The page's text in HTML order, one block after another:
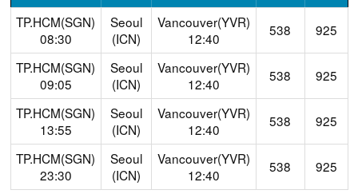
TP.HCM(SGN)
08:30
Seoul
(ICN)
Vancouver(YVR)
12:40
538 925
TP.HCM(SGN)
09:05
Seoul
(ICN)
Vancouver(YVR)
12:40
538 925
TP.HCM(SGN)
13:55
Seoul
(ICN)
Vancouver(YVR)
12:40
538 925
TP.HCM(SGN)
23:30
Seoul
(ICN)
Vancouver(YVR)
12:40
538 925